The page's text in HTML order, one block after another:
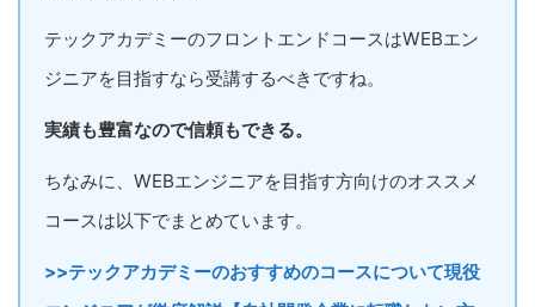
テックアカデミーのフロントエンドコースはWEBエン
ジニアを目指すなら受講するべきですね。
実績も豊富なので信頼もできる。
ちなみに、WEBエンジニアを目指す方向けのオススメ
コースは以下でまとめています。
>>テックアカデミーのおすすめのコースについて現役